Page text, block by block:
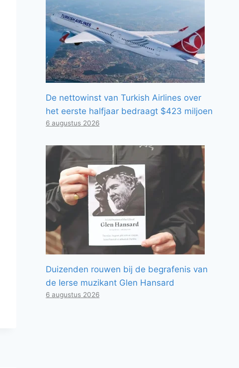
De nettowinst van Turkish Airlines over
het eerste halfjaar bedraagt ​​$423 miljoen
6 augustus 2026
Duizenden rouwen bij de begrafenis van
de Ierse muzikant Glen Hansard
6 augustus 2026